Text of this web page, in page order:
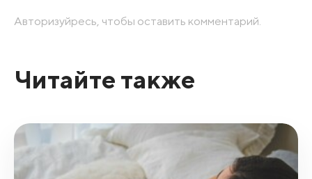
Авторизуйресь, чтобы оставить комментарий.
Читайте также